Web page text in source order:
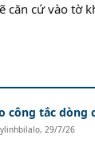
căn cứ vào tờ
công tắc dòng
, 29/7/26